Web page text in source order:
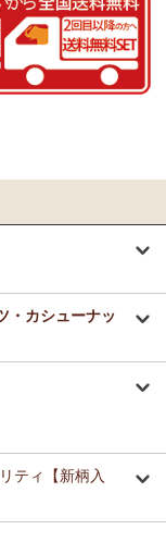
定！≫
て
新入荷！～キテ
荷！
ト
（アフリカの精
）予約販売開始
て
≪数量限定販売
想
香りと木の様な形
たので、リラック
。
いたりちょっと曲
が、ネットに入れ
し、うちの場合は
ない（個人の感想
いいアクセントに
。
・カシューナッ
ティ【新柄入